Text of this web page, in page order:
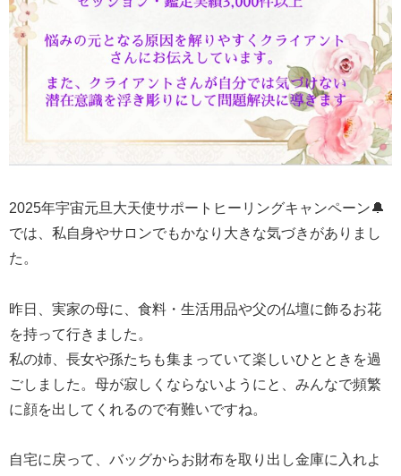
2025年宇宙元旦大天使サポートヒーリングキャンペーン🔔
では、私自身やサロンでもかなり大きな気づきがありまし
た。
昨日、実家の母に、食料・生活用品や父の仏壇に飾るお花
を持って行きました。
私の姉、長女や孫たちも集まっていて楽しいひとときを過
ごしました。母が寂しくならないようにと、みんなで頻繁
に顔を出してくれるので有難いですね。
自宅に戻って、バッグからお財布を取り出し金庫に入れよ